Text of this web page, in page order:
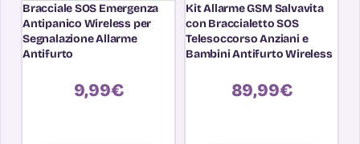
Bracciale SOS Emergenza
Antipanico Wireless per
Segnalazione Allarme
Antifurto
9,99€
Kit Allarme GSM Salvavita
con Braccialetto SOS
Telesoccorso Anziani e
Bambini Antifurto Wireless
89,99€